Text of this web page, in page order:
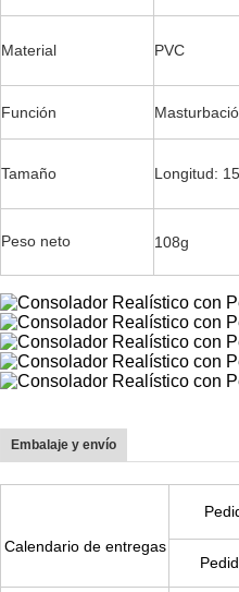
Material PVC
Función
Tamaño Longitud:
Peso neto 108g
Embalaje y envío
Calendario de entregas